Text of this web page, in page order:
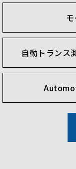
自動トランス